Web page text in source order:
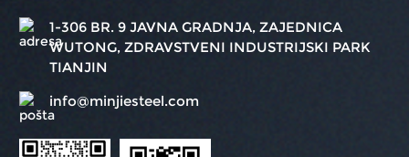
1-306 BR. 9 JAVNA GRADNJA, ZAJEDNICA
WUTONG, ZDRAVSTVENI INDUSTRIJSKI PARK
TIANJIN
info@minjiesteel.com